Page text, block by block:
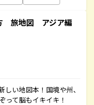
旅地図 アジア編
い地図本！国境や州、
って脳もイキイキ！